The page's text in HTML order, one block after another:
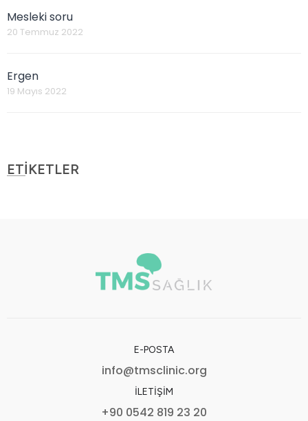
Mesleki soru
20 Temmuz 2022
Ergen
19 Mayıs 2022
ETİKETLER
E-POSTA
info@tmsclinic.org
İLETIŞIM
+90 0542 819 23 20